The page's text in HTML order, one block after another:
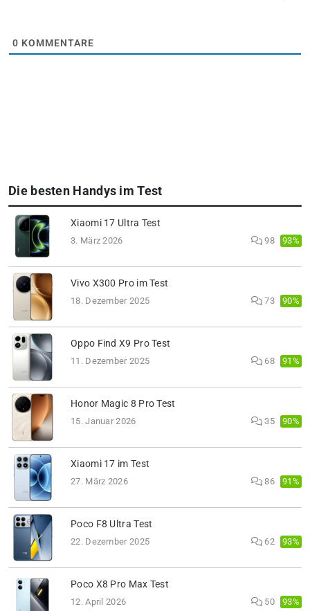
0 KOMMENTARE
Die besten Handys im Test
Xiaomi 17 Ultra Test
3. März 2026 98 93%
Vivo X300 Pro im Test
18. Dezember 2025 73 90%
Oppo Find X9 Pro Test
11. Dezember 2025 68 91%
Honor Magic 8 Pro Test
15. Januar 2026 35 90%
Xiaomi 17 im Test
27. März 2026 86 91%
Poco F8 Ultra Test
22. Dezember 2025 62 93%
Poco X8 Pro Max Test
12. April 2026 50 93%